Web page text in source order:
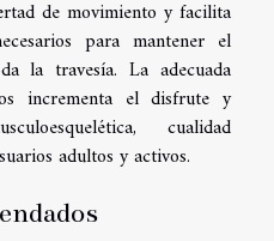
de movimiento y facilita
para mantener el
la travesía. La adecuada
incrementa el disfrute y
cualidad
adultos y activos.